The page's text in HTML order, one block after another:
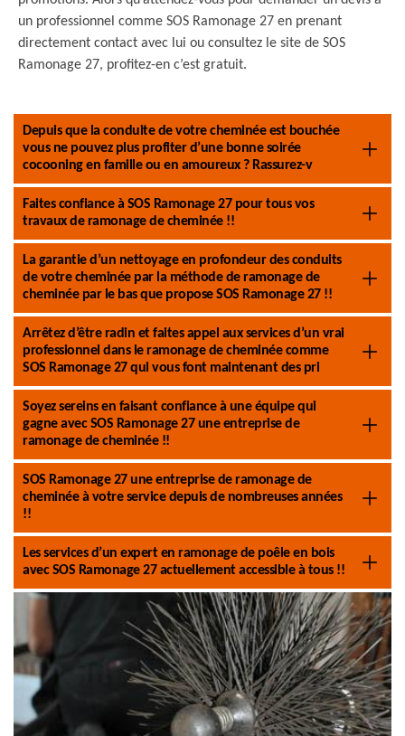
un professionnel comme SOS Ramonage 27 en prenant
directement contact avec lui ou consultez le site de SOS
Ramonage 27, profitez-en c’est gratuit.
Depuis que la conduite de votre cheminée est bouchée
vous ne pouvez plus profiter d’une bonne soirée
cocooning en famille ou en amoureux ? Rassurez-v
Faites confiance à SOS Ramonage 27 pour tous vos
travaux de ramonage de cheminée !!
La garantie d’un nettoyage en profondeur des conduits
de votre cheminée par la méthode de ramonage de
cheminée par le bas que propose SOS Ramonage 27 !!
Arrêtez d’être radin et faites appel aux services d’un vrai
professionnel dans le ramonage de cheminée comme
SOS Ramonage 27 qui vous font maintenant des pri
Soyez sereins en faisant confiance à une équipe qui
gagne avec SOS Ramonage 27 une entreprise de
ramonage de cheminée !!
SOS Ramonage 27 une entreprise de ramonage de
cheminée à votre service depuis de nombreuses années
!!
Les services d’un expert en ramonage de poêle en bois
avec SOS Ramonage 27 actuellement accessible à tous !!